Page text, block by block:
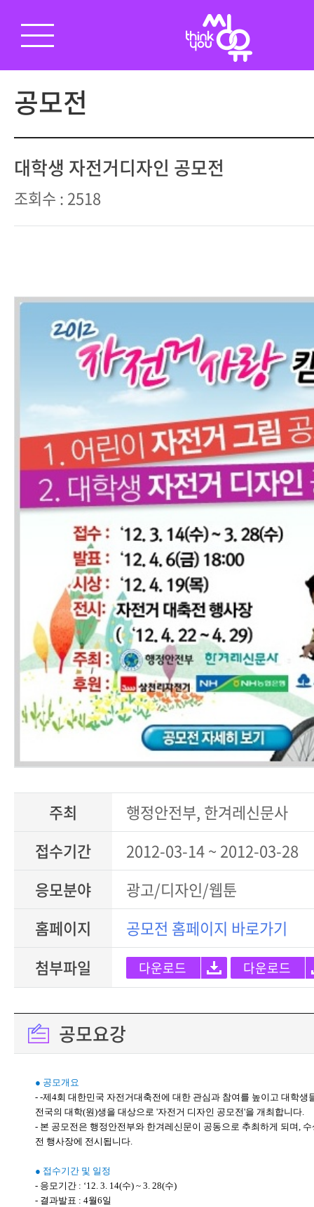
공모전
대학생 자전거디자인 공모전
조회수 : 2518
주최
행정안전부, 한겨레신문사
접수기간
2012-03-14 ~ 2012-03-28
응모분야
광고/디자인/웹툰
홈페이지
공모전 홈페이지 바로가기
첨부파일
다운로드 다운로드
공모요강
● 공모개요
- -제4회 대한민국 자전거대축전에 대한 관심과 참여를 높이고 대학생
전국의 대학(원)생을 대상으로 '자전거 디자인 공모전'을 개최합니다.
- 본 공모전은 행정안전부와 한겨레신문이 공동으로 추최하게 되며,
전 행사장에 전시됩니다.
● 접수기간 및 일정
- 응모기간 : ‘12. 3. 14(수) ~ 3. 28(수)
- 결과발표 : 4월6일